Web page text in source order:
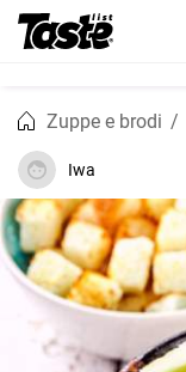
Zuppe e brodi
Iwa